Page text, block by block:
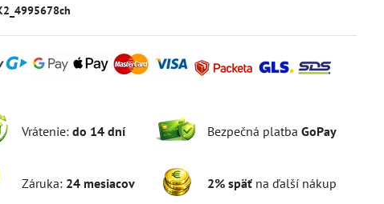
Vrátenie:do 14 dní Bezpečná platbaGoPay
Záruka: 24 mesiacov 2% späť na ďalší nákup